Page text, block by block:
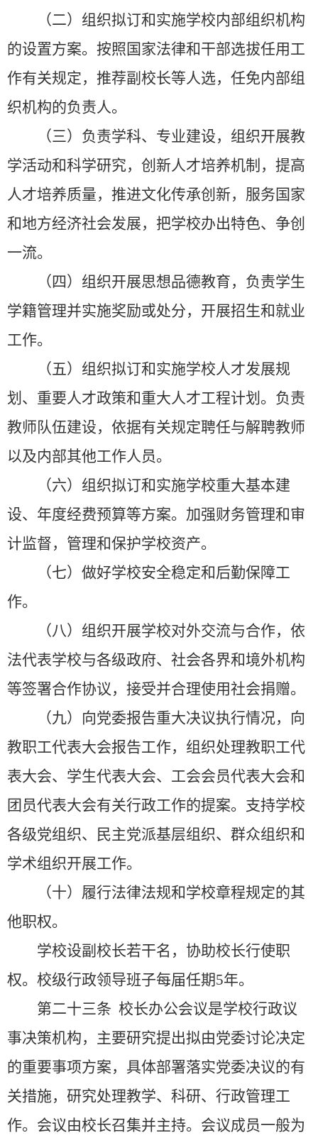
（二）组织拟订和实施学校内部组织机构
的设置方案。按照国家法律和干部选拔任用工
作有关规定，推荐副校长等人选，任免内部组
织机构的负责人。
（三）负责学科、专业建设，组织开展教
学活动和科学研究，创新人才培养机制，提高
人才培养质量，推进文化传承创新，服务国家
和地方经济社会发展，把学校办出特色、争创
一流。
（四）组织开展思想品德教育，负责学生
学籍管理并实施奖励或处分，开展招生和就业
工作。
（五）组织拟订和实施学校人才发展规
划、重要人才政策和重大人才工程计划。负责
教师队伍建设，依据有关规定聘任与解聘教师
以及内部其他工作人员。
（六）组织拟订和实施学校重大基本建
设、年度经费预算等方案。加强财务管理和审
计监督，管理和保护学校资产。
（七）做好学校安全稳定和后勤保障工
作。
（八）组织开展学校对外交流与合作，依
法代表学校与各级政府、社会各界和境外机构
等签署合作协议，接受并合理使用社会捐赠。
（九）向党委报告重大决议执行情况，向
教职工代表大会报告工作，组织处理教职工代
表大会、学生代表大会、工会会员代表大会和
团员代表大会有关行政工作的提案。支持学校
各级党组织、民主党派基层组织、群众组织和
学术组织开展工作。
（十）履行法律法规和学校章程规定的其
他职权。
学校设副校长若干名，协助校长行使职
权。校级行政领导班子每届任期5年。
第二十三条 校长办公会议是学校行政议
事决策机构，主要研究提出拟由党委讨论决定
的重要事项方案，具体部署落实党委决议的有
关措施，研究处理教学、科研、行政管理工
作。会议由校长召集并主持。会议成员一般为